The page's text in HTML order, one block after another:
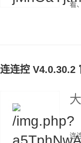
看
连连控 V4.0.30.2
连